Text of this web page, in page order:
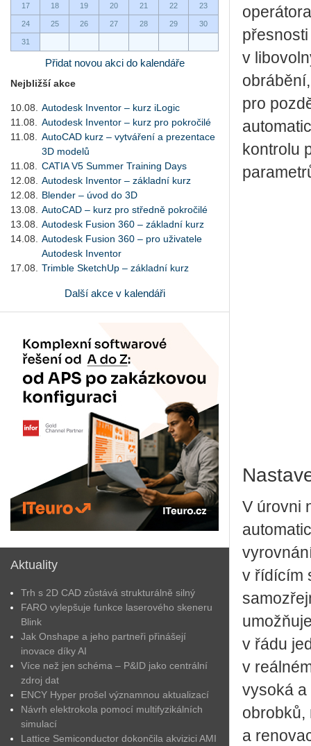
17 18 19 20 21 22 23
24 25 26 27 28 29 30
31
Přidat novou akci do kalendáře
Nejbližší akce
10.08.
Autodesk Inventor – kurz iLogic
11.08.
Autodesk Inventor – kurz pro pokročilé
11.08.
AutoCAD kurz – vytváření a prezentace
3D modelů
11.08.
CATIA V5 Summer Training Days
12.08.
Autodesk Inventor – základní kurz
12.08.
Blender – úvod do 3D
13.08.
AutoCAD – kurz pro středně pokročilé
13.08.
Autodesk Fusion 360 – základní kurz
14.08.
Autodesk Fusion 360 – pro uživatele
Autodesk Inventor
17.08.
Trimble SketchUp – základní kurz
Další akce v kalendáři
Aktuality
Trh s 2D CAD zůstává strukturálně silný
FARO vylepšuje funkce laserového skeneru
Blink
Jak Onshape a jeho partneři přinášejí
inovace díky AI
Více než jen schéma – P&ID jako centrální
zdroj dat
ENCY Hyper prošel významnou aktualizací
Návrh elektrokola pomocí multifyzikálních
simulací
Lattice Semiconductor dokončila akvizici AMI
v
pro
kontrolu
V úrovni
v řídícím
v řádu
v
vysoká a
obrobků,
a